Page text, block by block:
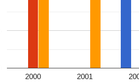
2000 2001